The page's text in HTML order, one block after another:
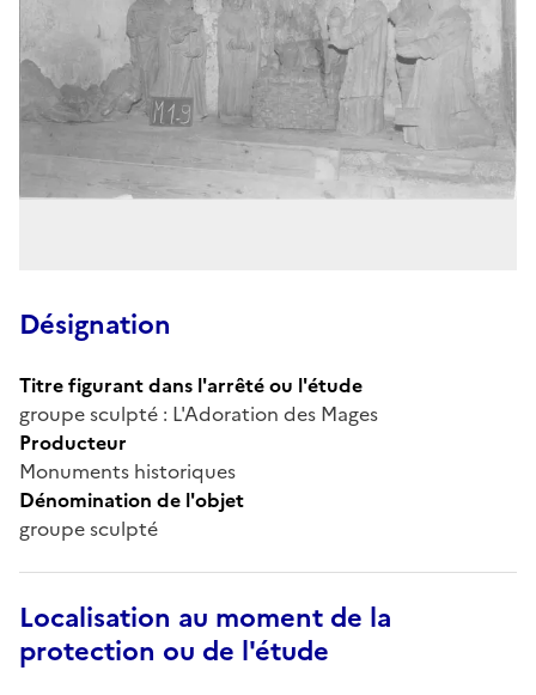
Désignation
Titre figurant dans l'arrêté ou l'étude
groupe sculpté : L'Adoration des Mages
Producteur
Monuments historiques
Dénomination de l'objet
groupe sculpté
Localisation au moment de la
protection ou de l'étude